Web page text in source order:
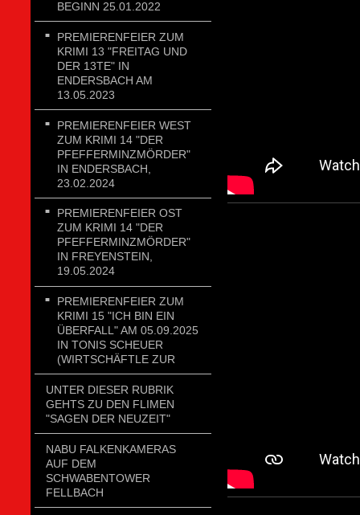
BEGINN 25.01.2022
PREMIERENFEIER ZUM
KRIMI 13 "FREITAG UND
DER 13TE" IN
ENDERSBACH AM
13.05.2023
PREMIERENFEIER WEST
ZUM KRIMI 14 "DER
PFEFFERMINZMÖRDER"
IN ENDERSBACH,
23.02.2024
PREMIERENFEIER OST
ZUM KRIMI 14 "DER
PFEFFERMINZMÖRDER"
IN FREYENSTEIN,
19.05.2024
PREMIERENFEIER ZUM
KRIMI 15 "ICH BIN EIN
ÜBERFALL" AM 05.09.2025
IN TONIS SCHEUER
(WIRTSCHÄFTLE ZUR
UNTER DIESER RUBRIK
GEHTS ZU DEN FLIMEN
"SAGEN DER NEUZEIT"
NABU FALKENKAMERAS
AUF DEM
SCHWABENTOWER
FELLBACH